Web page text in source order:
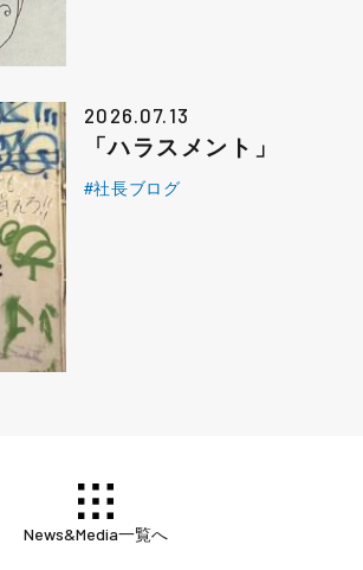
2026.07.13
「ハラスメント」
#社長ブログ
News&Media一覧へ